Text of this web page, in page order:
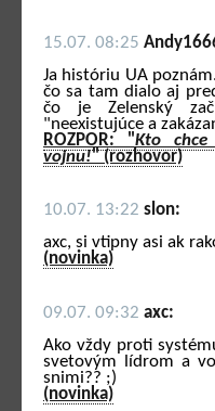
15.07. 08:25
Ja históriu UA
čo sa tam dialo aj
čo je Zelenský
"neexistujúce a
ROZPOR: "Kto
vojnu!" (rozhovor)
10.07. 13:22 slon:
axc, si vtipny asi ak
(novinka)
09.07. 09:32 axc:
Ako vždy proti
svetovým lídrom a
snimi?? ;)
(novinka)